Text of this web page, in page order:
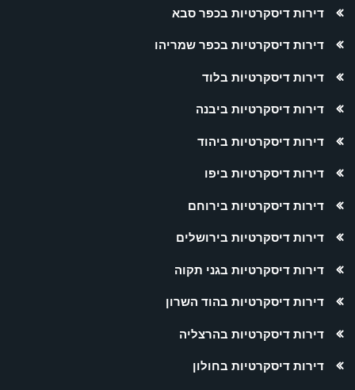
דירות דיסקרטיות בכפר סבא
דירות דיסקרטיות בכפר שמריהו
דירות דיסקרטיות בלוד
דירות דיסקרטיות ביבנה
דירות דיסקרטיות ביהוד
דירות דיסקרטיות ביפו
דירות דיסקרטיות בירוחם
דירות דיסקרטיות בירושלים
דירות דיסקרטיות בגני תקוה
דירות דיסקרטיות בהוד השרון
דירות דיסקרטיות בהרצליה
דירות דיסקרטיות בחולון